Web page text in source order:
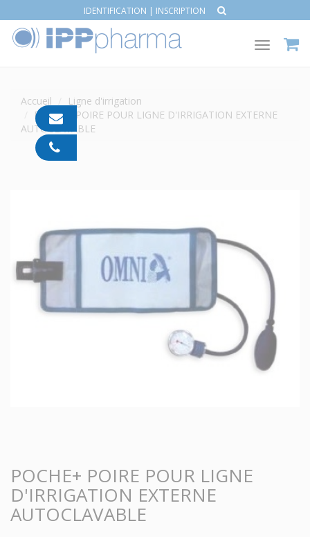
IDENTIFICATION | INSCRIPTION
Toggle
Accueil
Ligne d'irrigation
POCHE+ POIRE POUR LIGNE D'IRRIGATION EXTERNE
AUTOCLAVABLE
POCHE+ POIRE POUR LIGNE
D'IRRIGATION EXTERNE
AUTOCLAVABLE
contact@ipp-
pharma.com
91